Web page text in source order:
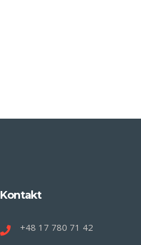
Kontakt
+48 17 780 71 42